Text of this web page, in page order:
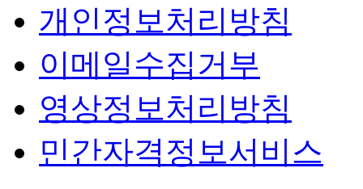
개인정보처리방침
이메일수집거부
영상정보처리방침
민간자격정보서비스